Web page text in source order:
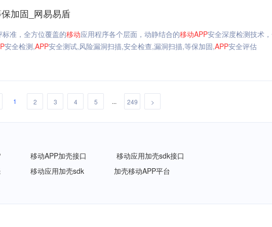
加固_网易易盾
标准，全方位覆盖的移动应用程序各个层面，动静结合的移动APP安全深度检测技术
安全检测,APP安全测试,风险漏洞扫描,安全检查,漏洞扫描,等保加固,APP安全评估
1 2 3 4 5 ... 249 >
移动APP加壳接口
移动应用加壳sdk接口
移动应用加壳sdk
加壳移动APP平台